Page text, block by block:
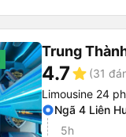
Trung
4.7star (31
Limousine 24
Ngã 4 Liên
5h